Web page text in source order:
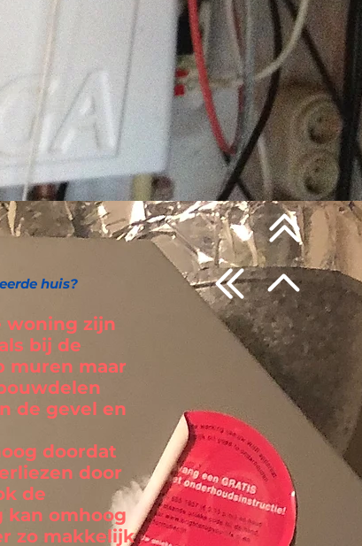
huis?
woning zijn
bij de
muren maar
de gevel en
doordat
door
de
kan omhoog
zo makkelijk